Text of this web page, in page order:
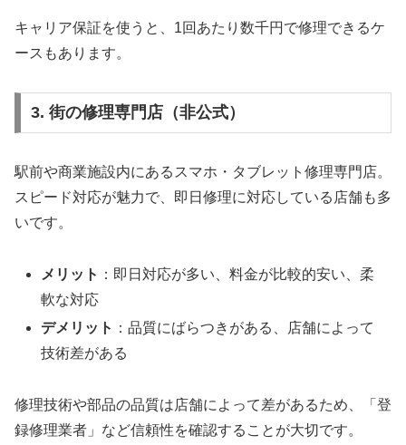
キャリア保証を使うと、1回あたり数千円で修理できるケ
ースもあります。
3. 街の修理専門店（非公式）
駅前や商業施設内にあるスマホ・タブレット修理専門店。
スピード対応が魅力で、即日修理に対応している店舗も多
いです。
メリット ：即日対応が多い、料金が比較的安い、柔
軟な対応
デメリット ：品質にばらつきがある、店舗によって
技術差がある
修理技術や部品の品質は店舗によって差があるため、「登
録修理業者」など信頼性を確認することが大切です。